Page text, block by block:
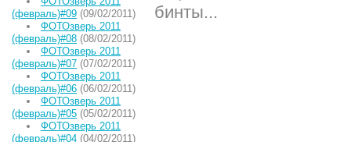
(февраль)#09 (09/02/2011)
ФОТОзверь 2011
(февраль)#08 (08/02/2011)
ФОТОзверь 2011
(февраль)#07 (07/02/2011)
ФОТОзверь 2011
(февраль)#06 (06/02/2011)
ФОТОзверь 2011
(февраль)#05 (05/02/2011)
ФОТОзверь 2011
(февраль)#04 (04/02/2011)
бинты...